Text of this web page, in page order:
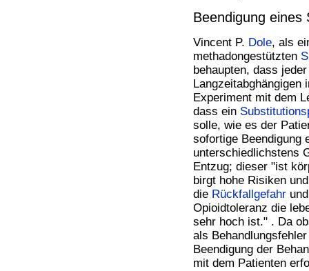
Beendigung eines
Vincent P. Dole, als
methadongestützten
behaupten, dass
Langzeitabghängigen
Experiment mit dem
dass ein
solle, wie es der
sofortige Beendigung
unterschiedlichstens
Entzug; dieser "ist
birgt hohe Risiken
die Rückfallgefahr
Opioidtoleranz die
sehr hoch ist." . Da
als
Beendigung der
mit dem Patienten